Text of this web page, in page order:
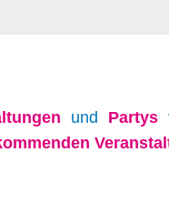
und Partys